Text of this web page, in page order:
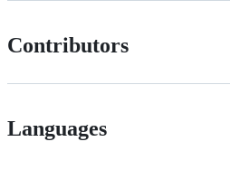
Contributors
Languages